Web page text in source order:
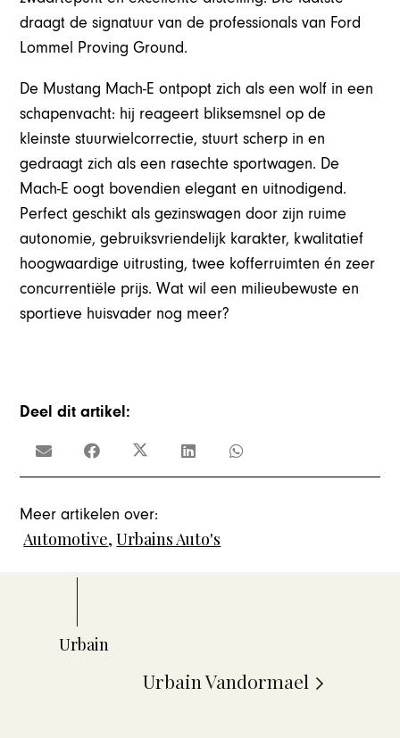
draagt de signatuur van de professionals van Ford
Lommel Proving Ground.
De Mustang Mach-E ontpopt zich als een wolf in een
schapenvacht: hij reageert bliksemsnel op de
kleinste stuurwielcorrectie, stuurt scherp in en
gedraagt zich als een rasechte sportwagen. De
Mach-E oogt bovendien elegant en uitnodigend.
Perfect geschikt als gezinswagen door zijn ruime
autonomie, gebruiksvriendelijk karakter, kwalitatief
hoogwaardige uitrusting, twee kofferruimten én zeer
concurrentiële prijs. Wat wil een milieubewuste en
sportieve huisvader nog meer?
Deel dit artikel:
Meer artikelen over:
Automotive,Urbains Auto's
Urbain Vandormael